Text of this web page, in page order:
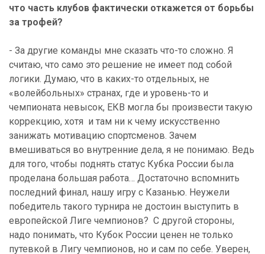
что часть клубов фактически откажется от борьбы
за трофей?
- За другие команды мне сказать что-то сложно. Я
считаю, что само это решение не имеет под собой
логики. Думаю, что в каких-то отдельных, не
«волейбольных» странах, где и уровень-то и
чемпионата невысок, ЕКВ могла бы произвести такую
коррекцию, хотя и там ни к чему искусственно
занижать мотивацию спортсменов. Зачем
вмешиваться во внутренние дела, я не понимаю. Ведь
для того, чтобы поднять статус Кубка России была
проделана большая работа… Достаточно вспомнить
последний финал, нашу игру с Казанью. Неужели
победитель такого турнира не достоин выступить в
европейской Лиге чемпионов? С другой стороны,
надо понимать, что Кубок России ценен не только
путевкой в Лигу чемпионов, но и сам по себе. Уверен,